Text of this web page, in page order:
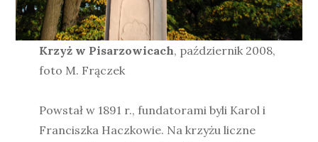
Krzyż w Pisarzowicach, październik 2008,
foto M. Frączek
Powstał w 1891 r., fundatorami byli Karol i
Franciszka Haczkowie. Na krzyżu liczne